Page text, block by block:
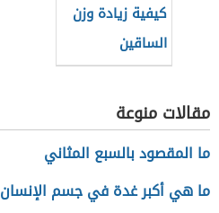
كيفية زيادة وزن
الساقين
مقالات منوعة
ما المقصود بالسبع المثاني
ما هي أكبر غدة في جسم الإنسان